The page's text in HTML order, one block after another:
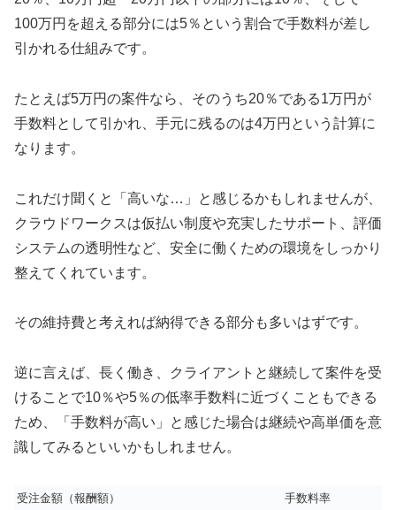
100万円を超える部分には5％という割合で手数料が差し
引かれる仕組みです。
たとえば5万円の案件なら、そのうち20％である1万円が
手数料として引かれ、手元に残るのは4万円という計算に
なります。
これだけ聞くと「高いな…」と感じるかもしれませんが、
クラウドワークスは仮払い制度や充実したサポート、評価
システムの透明性など、安全に働くための環境をしっかり
整えてくれています。
その維持費と考えれば納得できる部分も多いはずです。
逆に言えば、長く働き、クライアントと継続して案件を受
けることで10％や5％の低率手数料に近づくこともできる
ため、「手数料が高い」と感じた場合は継続や高単価を意
識してみるといいかもしれません。
受注金額（報酬額）
手数料率